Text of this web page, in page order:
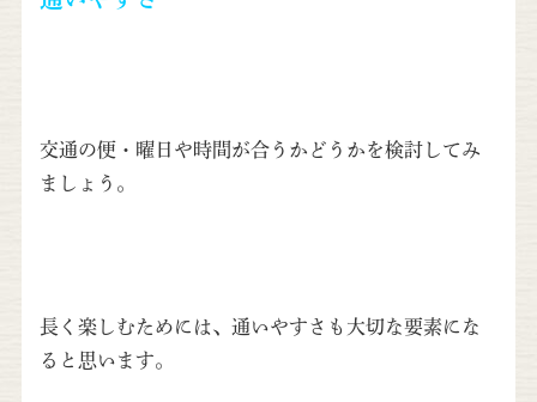
交通の便・曜日や時間が合うかどうかを検討してみ
ましょう。
長く楽しむためには、通いやすさも大切な要素にな
ると思います。